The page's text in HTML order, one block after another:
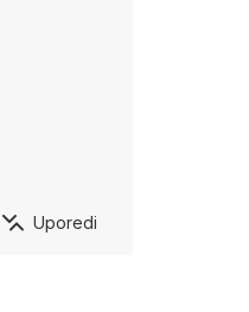
Uporedi